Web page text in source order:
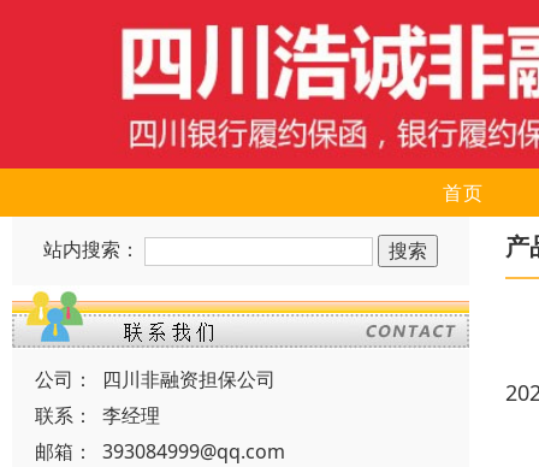
首页
站内搜索：
公司：
四川非融资担保公司
联系：
李经理
邮箱：
393084999@qq.com
产